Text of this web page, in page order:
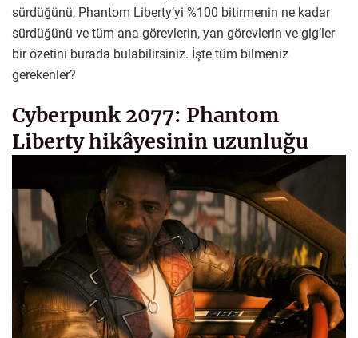
sürdüğünü, Phantom Liberty’yi %100 bitirmenin ne kadar
sürdüğünü ve tüm ana görevlerin, yan görevlerin ve gig’ler
bir özetini burada bulabilirsiniz. İşte tüm bilmeniz
gerekenler?
Cyberpunk 2077: Phantom
Liberty hikâyesinin uzunluğu